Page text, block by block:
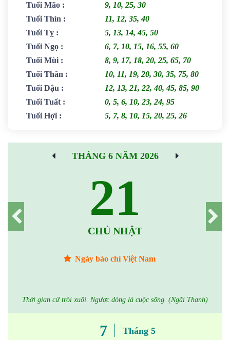
Tuổi Mão :
9, 10, 25, 30
Tuổi Thìn :
11, 12, 35, 40
Tuổi Tỵ :
5, 13, 14, 45, 50
Tuổi Ngọ :
6, 7, 10, 15, 16, 55, 60
Tuổi Mùi :
8, 9, 17, 18, 20, 25, 65, 70
Tuổi Thân :
10, 11, 19, 20, 30, 35, 75, 80
Tuổi Dậu :
12, 13, 21, 22, 40, 45, 85, 90
Tuổi Tuất :
0, 5, 6, 10, 23, 24, 95
Tuổi Hợi : 5, 7, 8, 10, 15, 20, 25, 26
THÁNG 6 NĂM 2026
21
CHỦ NHẬT
Ngày báo chí Việt Nam
Thời gian cứ trôi xuôi. Ngược dòng là cuộc sống. (Ngãi Thanh)
7 Tháng 5